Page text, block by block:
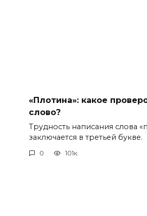
«Плотина»: какое
слово?
Трудность написания слова
заключается в третьей букве.
0 101к.